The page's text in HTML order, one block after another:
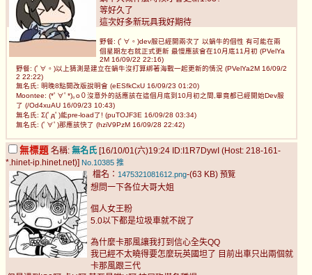
等好久了
這次好多新玩具我好期待
野餐: (ﾟ∀。)dev服已經開兩次了 以蝸牛的個性 有可能在兩
個星期左右就正式更新 最慢應該會在10月底11月初 (PVelYa
2M 16/09/22 22:16)
野餐: (ﾟ∀。)以上猜測是建立在蝸牛沒打算綁著海戰一起更新的情況 (PVelYa2M 16/09/2
2 22:22)
無名氏: 明晚8點開改版說明會 (eESfkCxU 16/09/23 01:20)
Moontee: (*ﾟ∀ﾟ*)｡o０沒意外的話應該在這個月底到10月初之間,畢竟都已經開始Dev服
了 (/Od4xuAU 16/09/23 10:43)
無名氏: Σ(ﾟдﾟ)能pre-load了! (puTOJF3E 16/09/28 03:34)
無名氏: (ﾟ∀ﾟ)那應該快了 (hziV9PzM 16/09/28 22:42)
無標題 名稱: 無名氏 [16/10/01(六)19:24 ID:I1R7DywI (Host: 218-161-
*.hinet-ip.hinet.net)] No.10385 推
檔名： 1475321081612.png-(63 KB) 預覽
想問一下各位大哥大姐
個人女王粉
5.0以下都是垃圾車就不說了
為什麼卡那風讓我打到信心全失QQ
我已經不太曉得要怎麼玩英國坦了 目前出車只出兩個就
卡那風跟三代